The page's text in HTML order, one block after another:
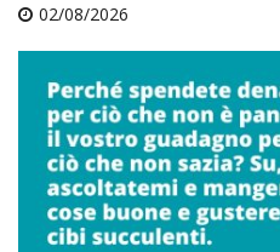
02/08/2026